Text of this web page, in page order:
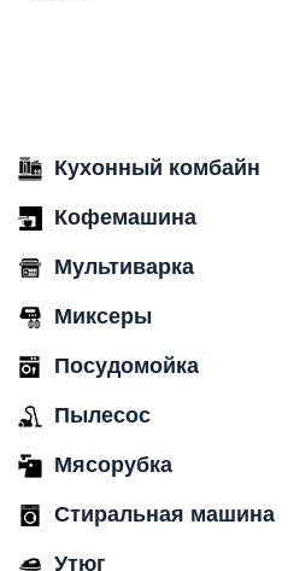
Кухонный комбайн
Кофемашина
Мультиварка
Миксеры
Посудомойка
Пылесос
Мясорубка
Стиральная машина
Утюг